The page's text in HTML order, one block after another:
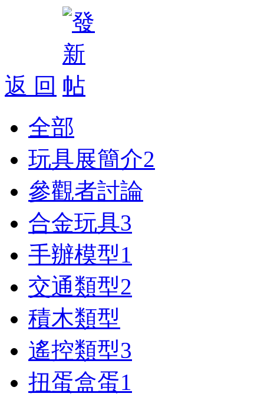
返 回
全部
玩具展簡介2
參觀者討論
合金玩具3
手辦模型1
交通類型2
積木類型
遙控類型3
扭蛋盒蛋1